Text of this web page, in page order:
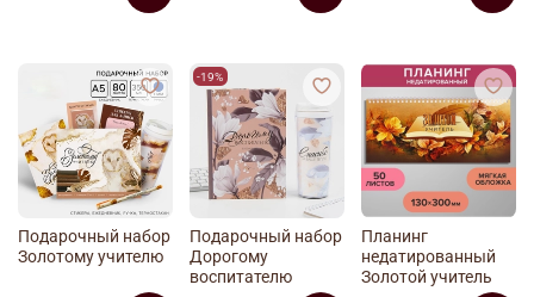
Подарочный набор
Золотому учителю
-19%
Подарочный набор
Дорогому
воспитателю
Планинг
недатированный
Золотой учитель